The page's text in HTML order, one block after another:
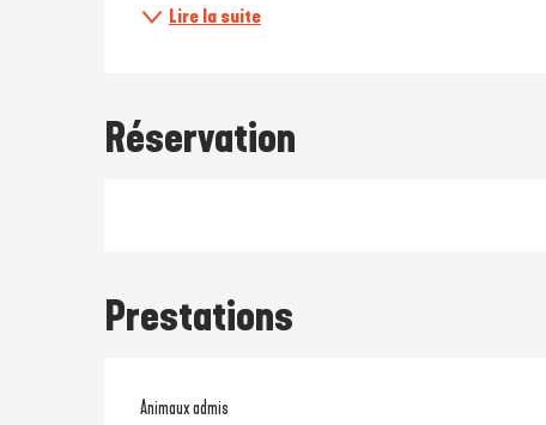
Lire la suite
Réservation
Prestations
Animaux admis